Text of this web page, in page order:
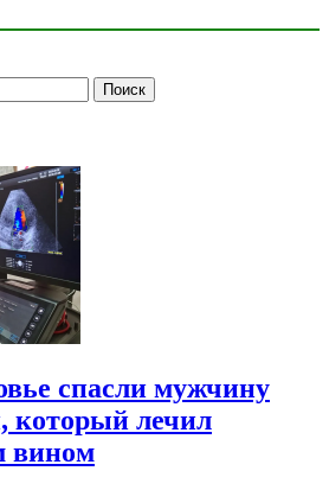
спасли мужчину
который лечил
вином